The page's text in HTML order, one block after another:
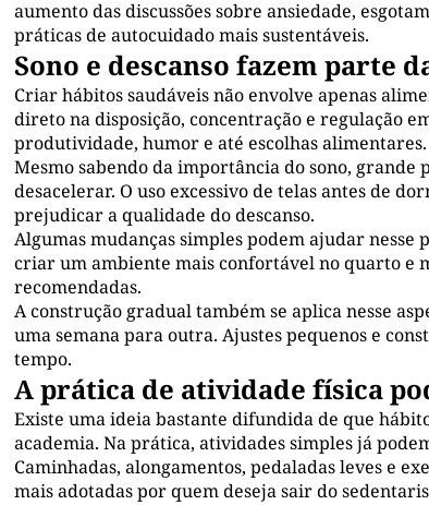
aumento das discussões sobre ansiedade,
práticas de autocuidado mais sustentáveis.
Sono e descanso fazem parte
Criar hábitos saudáveis não envolve apenas
direto na disposição, concentração e regulação
produtividade, humor e até escolhas alimentares.
Mesmo sabendo da importância do sono,
desacelerar. O uso excessivo de telas antes de
prejudicar a qualidade do descanso.
Algumas mudanças simples podem ajudar
criar um ambiente mais confortável no quarto e
recomendadas.
A construção gradual também se aplica nesse
uma semana para outra. Ajustes pequenos e
tempo.
A prática de atividade física
Existe uma ideia bastante difundida de que
academia. Na prática, atividades simples já
Caminhadas, alongamentos, pedaladas leves e
mais adotadas por quem deseja sair do